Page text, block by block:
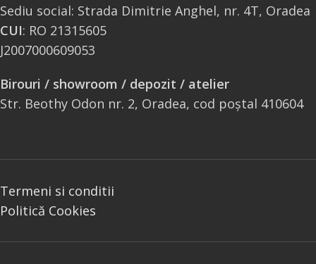
Sediu social: Strada Dimitrie Anghel, nr. 4T, Oradea
CUI: RO 21315605
J2007000609053
Birouri / showroom / depozit / atelier
Str. Beothy Odon nr. 2, Oradea, cod poștal 410604
Termeni si conditii
Politică Cookies